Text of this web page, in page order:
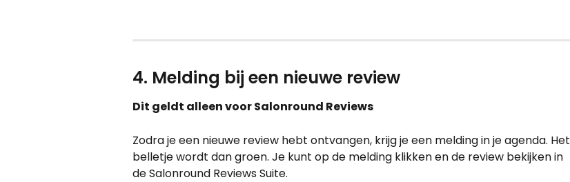
4. Melding bij een nieuwe review
Dit geldt alleen voor Salonround Reviews
Zodra je een nieuwe review hebt ontvangen, krijg je een melding in je agenda. Het
belletje wordt dan groen. Je kunt op de melding klikken en de review bekijken in
de Salonround Reviews Suite.